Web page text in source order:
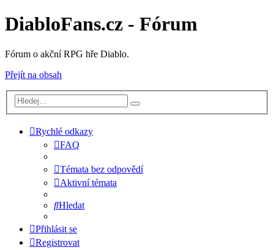
DiabloFans.cz - Fórum
Fórum o akční RPG hře Diablo.
Přejít na obsah
Rychlé odkazy
FAQ
Témata bez odpovědí
Aktivní témata
Hledat
Přihlásit se
Registrovat